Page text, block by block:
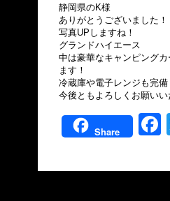
静岡県のK様
ありがとうございました！
写真UPしますね！
グランドハイエース
中は豪華なキャンピング
ます！
冷蔵庫や電子レンジも完備
今後ともよろしくお願いい
Share